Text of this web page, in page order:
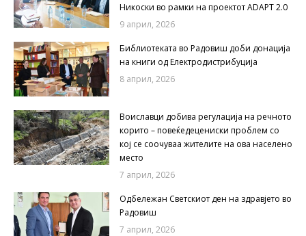
Никоски во рамки на проектот ADAPT 2.0
9 април, 2026
Библиотеката во Радовиш доби донација
на книги од Електродистрибуција
8 април, 2026
Воиславци добива регулација на речното
корито – повеќедецениски проблем со
кој се соочуваа жителите на ова населено
место
7 април, 2026
Одбележан Светскиот ден на здравјето во
Радовиш
7 април, 2026